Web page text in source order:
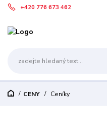
+420 776 673 462
CENY Ceníky